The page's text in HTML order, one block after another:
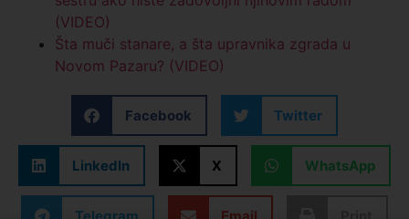
(VIDEO)
Šta muči stanare, a šta upravnika zgrada u
Novom Pazaru? (VIDEO)
Facebook Twitter
LinkedIn X WhatsApp